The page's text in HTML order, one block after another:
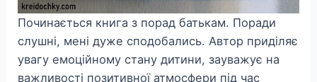
Починається книга з порад батькам. Поради
слушні, мені дуже сподобались. Автор приділяє
увагу емоційному стану дитини, зауважує на
важливості позитивної атмосфери під час